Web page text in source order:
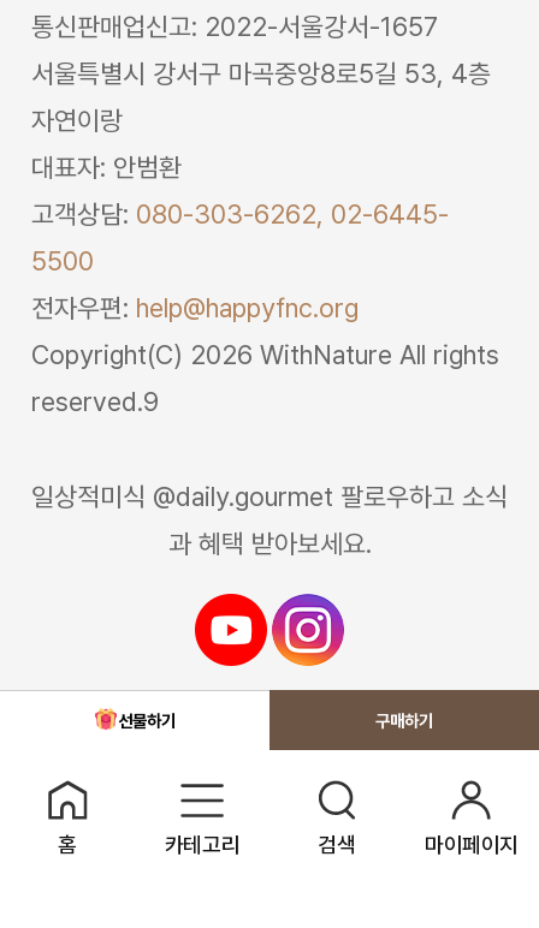
홈 카테고리 검색 마이페이지
선물하기
통신판매업신고: 2022-서울강서-1657
서울특별시 강서구 마곡중앙8로5길 53, 4층
자연이랑
대표자: 안범환
고객상담: 080-303-6262, 02-6445-
5500
전자우편: help@happyfnc.org
Copyright(C) 2026 WithNature All rights
reserved.9
일상적미식 @daily.gourmet 팔로우하고 소식
과 혜택 받아보세요.